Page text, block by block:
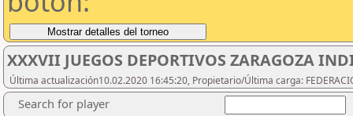
XXXVII JUEGOS DEPORTIVOS ZARAGOZA
Última actualización10.02.2020 16:45:20, Propietario/Última carga:
Search for player